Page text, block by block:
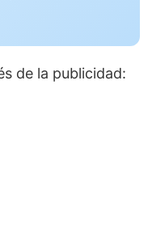
de la publicidad: